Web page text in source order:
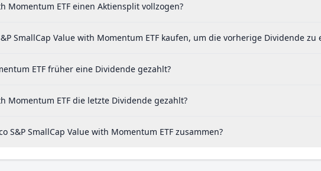
Momentum ETF einen Aktiensplit vollzogen?
SmallCap Value with Momentum ETF kaufen, um die vorherige Dividende zu
ETF früher eine Dividende gezahlt?
Momentum ETF die letzte Dividende gezahlt?
S&P SmallCap Value with Momentum ETF zusammen?